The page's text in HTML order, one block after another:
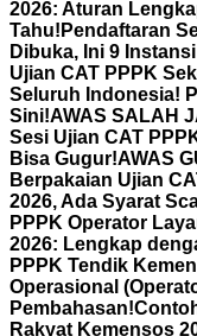
2026: Aturan
Tahu! Pendaftaran
Dibuka, Ini 9
Ujian CAT PPPK
Seluruh Indonesia!
Sini!AWAS SALAH
Sesi Ujian CAT
Bisa Gugur!AWAS
Berpakaian Ujian
2026, Ada Syarat
PPPK Operator
2026: Lengkap
PPPK Tendik
Operasional
Pembahasan!
Rakyat Kemensos